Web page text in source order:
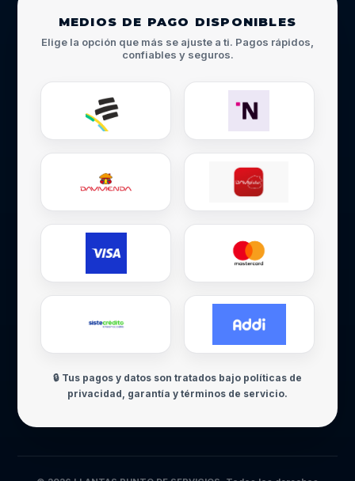
MEDIOS DE PAGO DISPONIBLES
Elige la opción que más se ajuste a ti. Pagos rápidos,
confiables y seguros.
🔒 Tus pagos y datos son tratados bajo políticas de
privacidad, garantía y términos de servicio.